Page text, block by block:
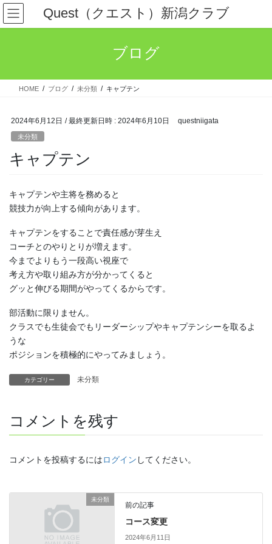
コ
ン
テ
ス
ナ
ビ
ゲ
ン
Quest（クエスト）新潟クラブ
ブログ
HOME ブログ 未分類 キャプテン
2024年6月12日 / 最終更新日時 : 2024年6月10日 questniigata
未分類
キャプテン
キャプテンや主将を務めると
競技力が向上する傾向があります。
キャプテンをすることで責任感が芽生え
コーチとのやりとりが増えます。
今までよりもう一段高い視座で
考え方や取り組み方が分かってくると
グッと伸びる期間がやってくるからです。
部活動に限りません。
クラスでも生徒会でもリーダーシップやキャプテンシーを取るよ
うな
ポジションを積極的にやってみましょう。
カテゴリー 未分類
コメントを残す
コメントを投稿するにはログイン してください。
未分類
前の記事
コース変更
2024年6月11日